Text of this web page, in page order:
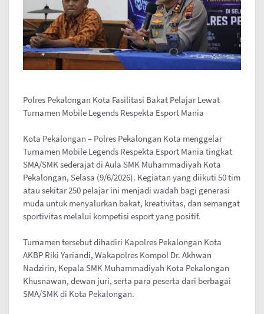
Polres Pekalongan Kota Fasilitasi Bakat Pelajar Lewat
Turnamen Mobile Legends Respekta Esport Mania
Kota Pekalongan – Polres Pekalongan Kota menggelar
Turnamen Mobile Legends Respekta Esport Mania tingkat
SMA/SMK sederajat di Aula SMK Muhammadiyah Kota
Pekalongan, Selasa (9/6/2026). Kegiatan yang diikuti 50 tim
atau sekitar 250 pelajar ini menjadi wadah bagi generasi
muda untuk menyalurkan bakat, kreativitas, dan semangat
sportivitas melalui kompetisi esport yang positif.
Turnamen tersebut dihadiri Kapolres Pekalongan Kota
AKBP Riki Yariandi, Wakapolres Kompol Dr. Akhwan
Nadzirin, Kepala SMK Muhammadiyah Kota Pekalongan
Khusnawan, dewan juri, serta para peserta dari berbagai
SMA/SMK di Kota Pekalongan.